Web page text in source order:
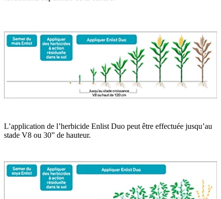
L’application de l’herbicide Enlist Duo peut être effectuée jusqu’au
stade V8 ou 30” de hauteur.